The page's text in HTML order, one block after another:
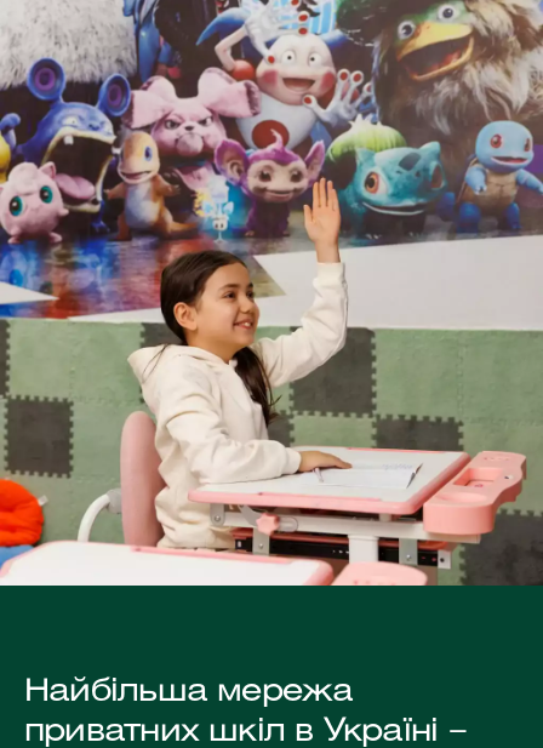
Найбільша мережа
приватних шкіл в Україні –